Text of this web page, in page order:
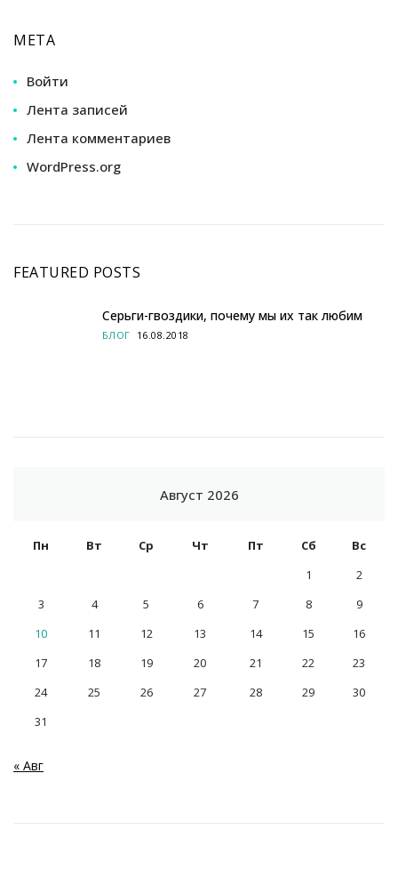
МЕТА
Войти
Лента записей
Лента комментариев
WordPress.org
FEATURED POSTS
Серьги-гвоздики, почему мы их так любим
БЛОГ 16.08.2018
Август 2026
Пн Вт Ср Чт Пт Сб
Вс
1
2
3
4 5 6 7 8
9
10
11 12 13 14 15
16
17
18 19 20 21 22
23
24
25 26 27 28 29
30
31
« Авг